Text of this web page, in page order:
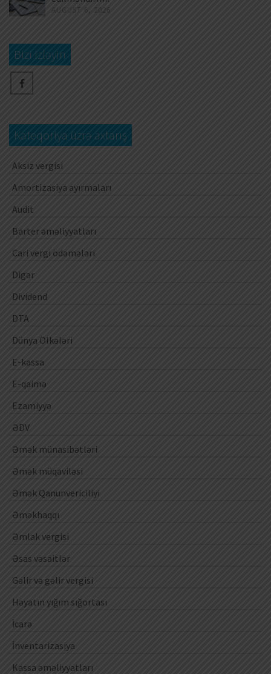
AUGUST 6, 2026
Bizi izləyin
Kateqoriya üzrə axtarış
Aksiz vergisi
Amortizasiya ayırmaları
Audit
Barter əməliyyatları
Cari vergi ödəmələri
Digər
Dividend
DTA
Dünya Ölkələri
E-kassa
E-qaimə
Ezamiyyə
ƏDV
Əmək münasibətləri
Əmək müqaviləsi
Əmək Qanunvericiliyi
Əməkhaqqı
Əmlak vergisi
Əsas vəsaitlər
Gəlir və gəlir vergisi
Həyatın yığım sığortası
İcarə
İnventarizasiya
Kassa əməliyyatları